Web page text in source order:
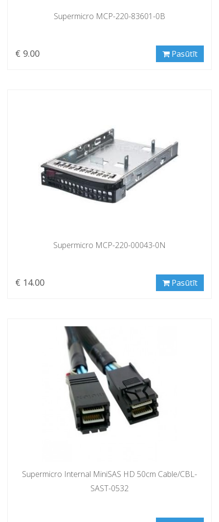
Supermicro MCP-220-83601-0B
€ 9.00 Pasūtīt
Supermicro MCP-220-00043-0N
€ 14.00 Pasūtīt
Supermicro Internal MiniSAS HD 50cm Cable/CBL-
SAST-0532